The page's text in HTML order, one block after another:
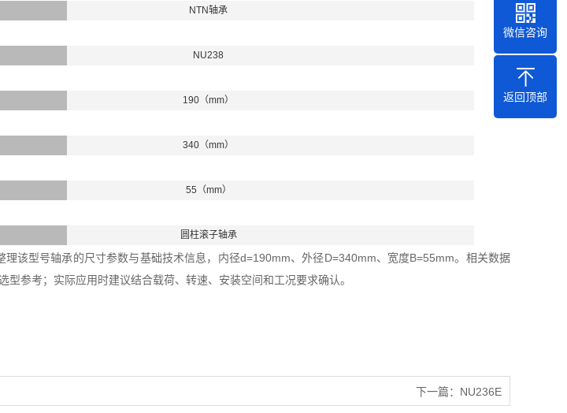
NTN轴承
NU238
190（mm）
340（mm）
55（mm）
圆柱滚子轴承
该型号轴承的尺寸参数与基础技术信息，内径d=190mm、外径D=340mm、宽度B=55mm。相关数据
参考；实际应用时建议结合载荷、转速、安装空间和工况要求确认。
下一篇： NU236E
微信咨询
返回顶部